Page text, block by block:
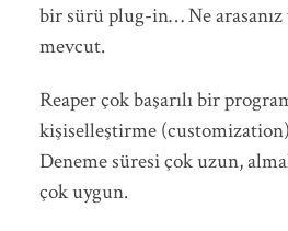
bir sürü plug-in… Ne arasanız
mevcut.
Reaper çok başarılı bir
kişiselleştirme
Deneme süresi çok uzun,
çok uygun.